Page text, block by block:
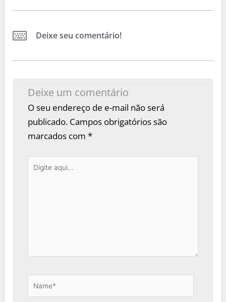
Deixe seu comentário!
Deixe um comentário
O seu endereço de e-mail não será
publicado. Campos obrigatórios são
marcados com *
Digite
Name*